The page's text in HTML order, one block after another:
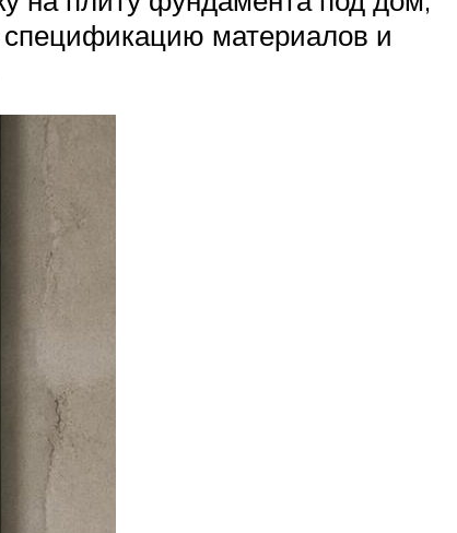
спецификацию материалов и